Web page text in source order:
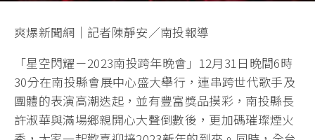
爽爆新聞網｜記者陳靜安／南投報導
「星空閃耀－2023南投跨年晚會」12月31日晚間6時
30分在南投縣會展中心盛大舉行，連串跨世代歌手及
團體的表演高潮迭起，並有豐富獎品摸彩，南投縣長
許淑華與滿場鄉親開心大聲倒數後，更加碼璀璨煙火